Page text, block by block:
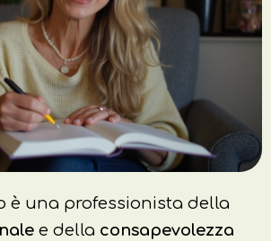
è una professionista della
e della consapevolezza